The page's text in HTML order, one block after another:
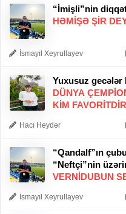
“İmişli”nin
HƏMIŞƏ ŞIR
İsmayıl Xeyrullayev
Yuxusuz gecələr
DÜNYA
KIM
Hacı Heydər
“Qandalf”ın
“Neftçi”nin
VERNİDUBUN
İsmayıl Xeyrullayev